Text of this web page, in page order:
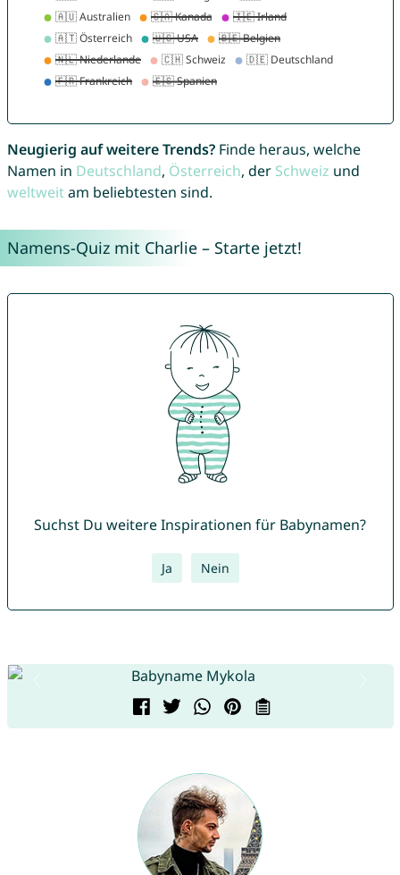
Neugierig auf weitere Trends?Finde heraus, welche
Namen in Deutschland, Österreich, der Schweiz und
weltweitam beliebtesten sind.
Namens-Quiz mit Charlie – Starte jetzt!
Suchst Du weitere Inspirationen für Babynamen?
Ja Nein